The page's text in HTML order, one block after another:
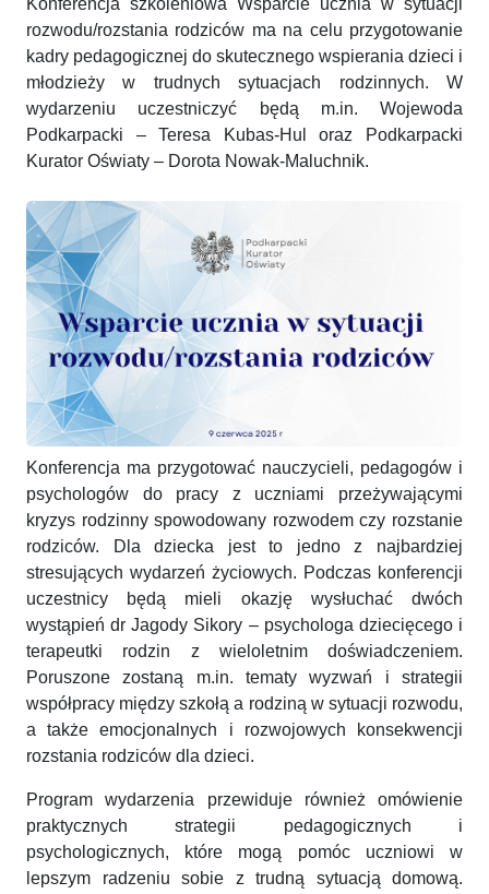
Konferencja szkoleniowa Wsparcie ucznia w sytuacji
rozwodu/rozstania rodziców ma na celu przygotowanie
kadry pedagogicznej do skutecznego wspierania dzieci i
młodzieży w trudnych sytuacjach rodzinnych. W
wydarzeniu uczestniczyć będą m.in. Wojewoda
Podkarpacki – Teresa Kubas-Hul oraz Podkarpacki
Kurator Oświaty – Dorota Nowak-Maluchnik.
Konferencja ma przygotować nauczycieli, pedagogów i
psychologów do pracy z uczniami przeżywającymi
kryzys rodzinny spowodowany rozwodem czy rozstanie
rodziców. Dla dziecka jest to jedno z najbardziej
stresujących wydarzeń życiowych. Podczas konferencji
uczestnicy będą mieli okazję wysłuchać dwóch
wystąpień dr Jagody Sikory – psychologa dziecięcego i
terapeutki rodzin z wieloletnim doświadczeniem.
Poruszone zostaną m.in. tematy wyzwań i strategii
współpracy między szkołą a rodziną w sytuacji rozwodu,
a także emocjonalnych i rozwojowych konsekwencji
rozstania rodziców dla dzieci.
Program wydarzenia przewiduje również omówienie
praktycznych strategii pedagogicznych i
psychologicznych, które mogą pomóc uczniowi w
lepszym radzeniu sobie z trudną sytuacją domową.